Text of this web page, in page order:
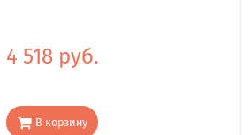
4 518 руб.
В корзину